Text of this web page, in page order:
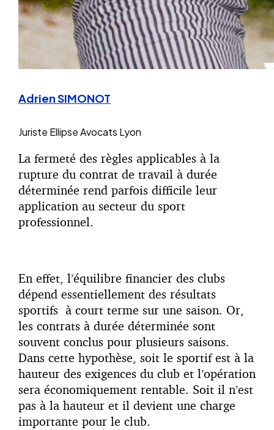
Adrien SIMONOT
Juriste Ellipse Avocats Lyon
La fermeté des règles applicables à la
rupture du contrat de travail à durée
déterminée rend parfois difficile leur
application au secteur du sport
professionnel.
En effet, l’équilibre financier des clubs
dépend essentiellement des résultats
sportifs à court terme sur une saison. Or,
les contrats à durée déterminée sont
souvent conclus pour plusieurs saisons.
Dans cette hypothèse, soit le sportif est à la
hauteur des exigences du club et l’opération
sera économiquement rentable. Soit il n’est
pas à la hauteur et il devient une charge
importante pour le club.